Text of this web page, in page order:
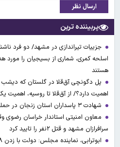
ارسال نظر
پربیننده ترین
جزییات تیراندازی در مشهد/ دو فرد
اسلحه کمری، شماری از بسیجیان را مورد
هستند
پل دگونچی آق‌قلا در گلستان که دیشب
اهمیت دارد؟/ از آق‌قلا تا روسیه، اهمیت
شهادت ۳ ‌پاسداران استان زنجان در حمله موشکی آمریکا
معاون امنیتی استاندار خراسان رضوی
سرافرازان مشهد و قتل ۲نفر را تایید کرد